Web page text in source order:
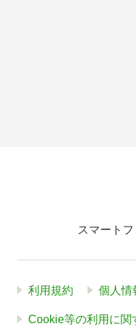
スマート
利用規約 個人情
Cookie等の利用に関